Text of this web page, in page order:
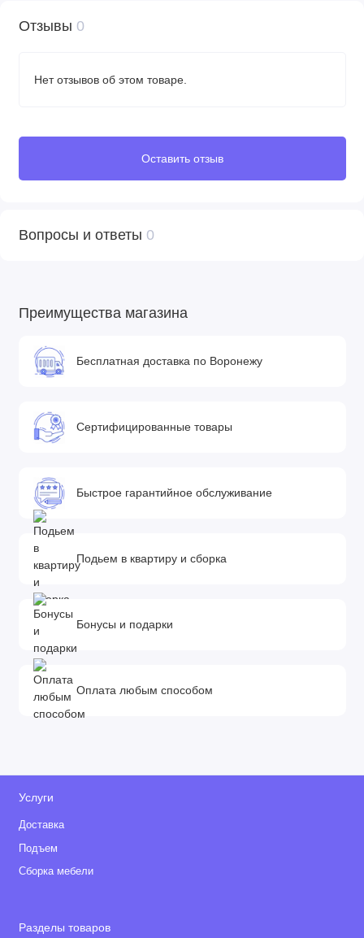
Отзывы 0
Нет отзывов об этом товаре.
Оставить отзыв
Вопросы и ответы 0
Преимущества магазина
Бесплатная доставка по Воронежу
Сертифицированные товары
Быстрое гарантийное обслуживание
Подьем в квартиру и сборка
Бонусы и подарки
Оплата любым способом
Услуги
Доставка
Подъем
Сборка мебели
Разделы товаров